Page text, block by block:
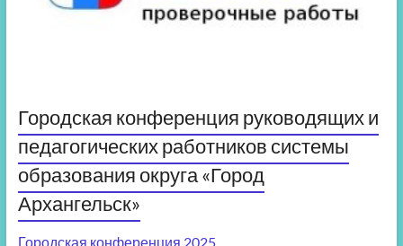
Городская конференция руководящих и
педагогических работников системы
образования округа «Город
Архангельск»
Городская конференция 2025